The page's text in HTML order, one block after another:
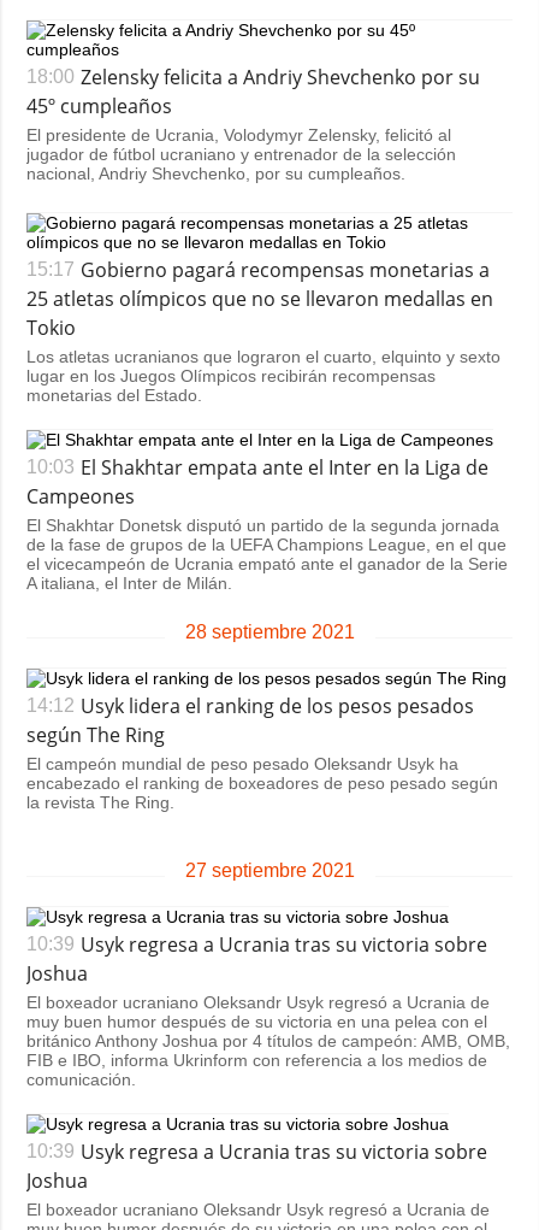
18:00 Zelensky felicita a Andriy Shevchenko por su
45º cumpleaños
El presidente de Ucrania, Volodymyr Zelensky, felicitó al
jugador de fútbol ucraniano y entrenador de la selección
nacional, Andriy Shevchenko, por su cumpleaños.
15:17 Gobierno pagará recompensas monetarias a
25 atletas olímpicos que no se llevaron medallas en
Tokio
Los atletas ucranianos que lograron el cuarto, elquinto y sexto
lugar en los Juegos Olímpicos recibirán recompensas
monetarias del Estado.
10:03 El Shakhtar empata ante el Inter en la Liga de
Campeones
El Shakhtar Donetsk disputó un partido de la segunda jornada
de la fase de grupos de la UEFA Champions League, en el que
el vicecampeón de Ucrania empató ante el ganador de la Serie
A italiana, el Inter de Milán.
28 septiembre 2021
14:12 Usyk lidera el ranking de los pesos pesados
según The Ring
El campeón mundial de peso pesado Oleksandr Usyk ha
encabezado el ranking de boxeadores de peso pesado según
la revista The Ring.
27 septiembre 2021
10:39 Usyk regresa a Ucrania tras su victoria sobre
Joshua
El boxeador ucraniano Oleksandr Usyk regresó a Ucrania de
muy buen humor después de su victoria en una pelea con el
británico Anthony Joshua por 4 títulos de campeón: AMB, OMB,
FIB e IBO, informa Ukrinform con referencia a los medios de
comunicación.
10:39 Usyk regresa a Ucrania tras su victoria sobre
Joshua
El boxeador ucraniano Oleksandr Usyk regresó a Ucrania de